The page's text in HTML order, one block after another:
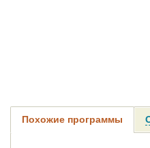
Похожие программы